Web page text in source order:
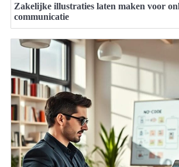
Zakelijke illustraties laten maken voor
communicatie